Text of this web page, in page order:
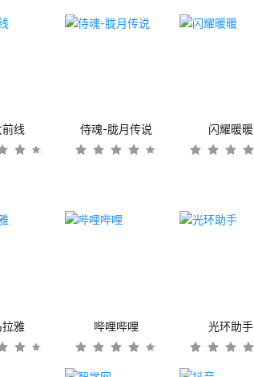
线 侍魂-胧月传说 闪耀暖暖
雅 哔哩哔哩 光环助手